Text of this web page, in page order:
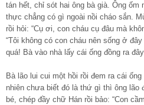
tán hết, chỉ sót hai ông bà già. Ông
thực chẳng có gì ngoài nồi cháo sắn.
rồi hỏi: “Cụ ơi, con cháu cụ đâu mà
“Tôi không có con cháu nên sống ở
quá! Bà vào nhà lấy cái ống đồng ra
Bà lão lui cui một hồi rồi đem ra cái
nhiên chưa biết đó là thứ gì thì ông lão
bé, chép đầy chữ Hán rồi bảo: “Con